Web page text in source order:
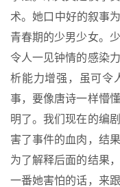
术。她口中好的叙事
青春期的少男少女。
令人一见钟情的感染
析能力增强，虽可令
事，要像唐诗一样懵
明了。我们现在的编
害了事件的血肉，结
为了解释后面的结果
一番她害怕的话，来